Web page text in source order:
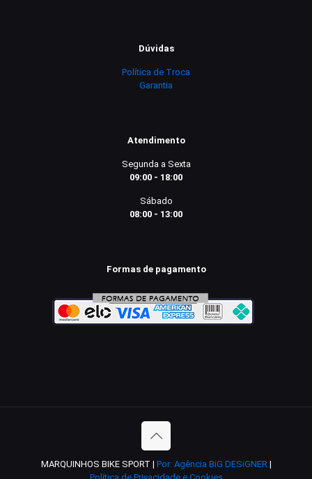
Dúvidas
Política de Troca
Garantia
Atendimento
Segunda a Sexta
09:00 - 18:00
Sábado
08:00 - 13:00
Formas de pagamento
MARQUINHOS BIKE SPORT | Por: Agência BiG DESiGNER |